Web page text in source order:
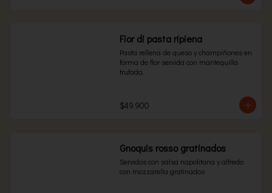
Fior di pasta ripiena
Pasta rellena de queso y champiñones en
forma de flor servida con mantequilla
trufada.
$49.900
Gnoquis rosso gratinados
Servidos con salsa napolitana y alfredo
con mozzarella gratinados